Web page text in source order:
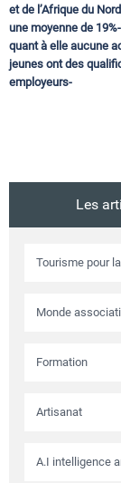
et de l’Afrique du
une moyenne de
quant à elle aucune
jeunes ont des
employeurs-
Les
Tourisme pour
Monde
Formation
Artisanat
A.I intelligence